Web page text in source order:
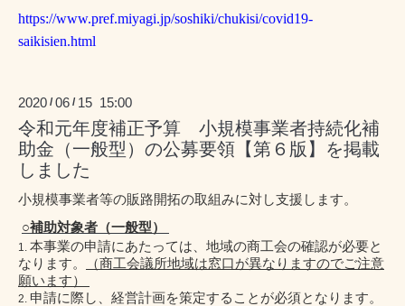
https://www.pref.miyagi.jp/soshiki/chukisi/covid19-
saikisien.html
2020 /06 / 15 15:00
令和元年度補正予算 小規模事業者持続化補
助金（一般型）の公募要領【第６版】を掲載
しました
小規模事業者等の販路開拓の取組みに対し支援します。
○補助対象者（一般型）
本事業の申請にあたっては、地域の商工会の確認が必要と
なります。
（商工会議所地域は窓口が異なりますのでご注意
願います）
申請に際し、経営計画を策定することが必須となります。